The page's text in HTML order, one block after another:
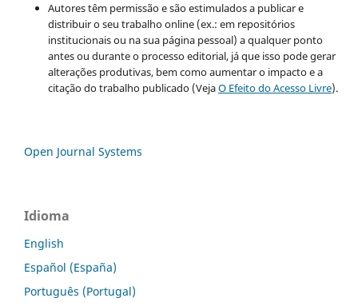
Autores têm permissão e são estimulados a publicar e
distribuir o seu trabalho online (ex.: em repositórios
institucionais ou na sua página pessoal) a qualquer ponto
antes ou durante o processo editorial, já que isso pode gerar
alterações produtivas, bem como aumentar o impacto e a
citação do trabalho publicado (VejaO Efeito do Acesso Livre).
Open Journal Systems
Idioma
English
Español (España)
Português (Portugal)